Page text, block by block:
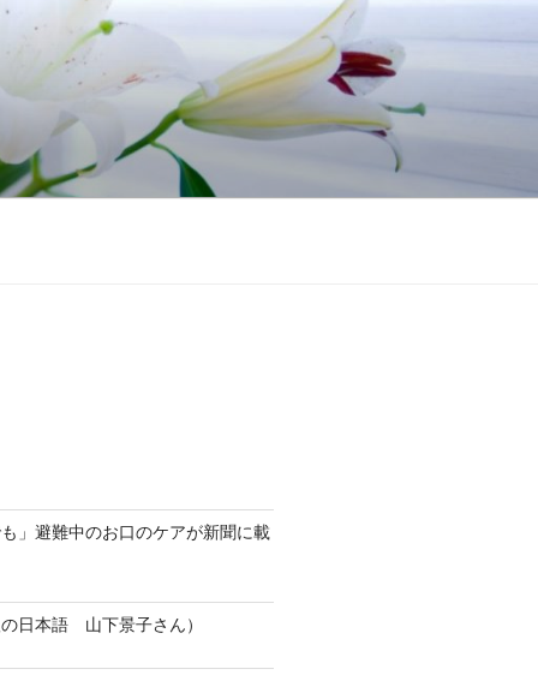
も」避難中のお口のケアが新聞に載
日本語 山下景子さん）